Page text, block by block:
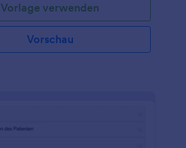
Vorlage verwenden
Vorschau